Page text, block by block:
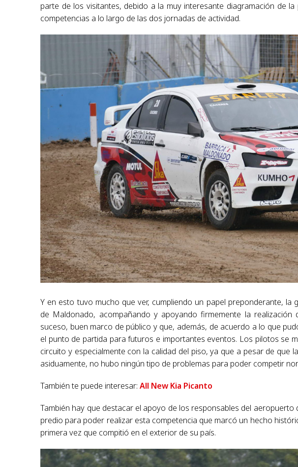
parte de los visitantes, debido a la muy interesante diagramación de
competencias a lo largo de las dos jornadas de actividad.
Y en esto tuvo mucho que ver, cumpliendo un papel preponderante,
de Maldonado, acompañando y apoyando firmemente la
suceso, buen marco de público y que, además, de acuerdo a lo que
el punto de partida para futuros e importantes eventos. Los pilotos se
circuito y especialmente con la calidad del piso, ya que a pesar de que
asiduamente, no hubo ningún tipo de problemas para poder competir
También te puede interesar:All New Kia Picanto
También hay que destacar el apoyo de los responsables del aeropuerto
predio para poder realizar esta competencia que marcó un hecho
primera vez que compitió en el exterior de su país.